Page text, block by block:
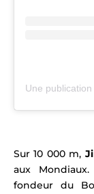
Sur 10 000 m,
aux
fondeur du